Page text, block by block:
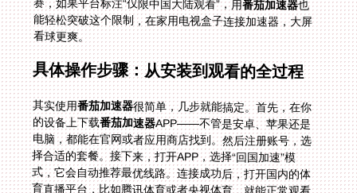
赛，如果平台标注“仅限中国大陆观看”，用番茄加速器也
能轻松突破这个限制，在家用电视盒子连接加速器，大屏
看球更爽。
具体操作步骤：从安装到观看的全过程
其实使用番茄加速器很简单，几步就能搞定。首先，在你
的设备上下载番茄加速器APP——不管是安卓、苹果还是
电脑，都能在官网或者应用商店找到。然后注册账号，选
择合适的套餐。接下来，打开APP，选择“回国加速”模
式，它会自动推荐最优线路。连接成功后，打开国内的体
育直播平台，比如腾讯体育或者央视体育，就能正常观看
直播了。比如你想看澳大利亚 vs 埃及的世界杯直播，连